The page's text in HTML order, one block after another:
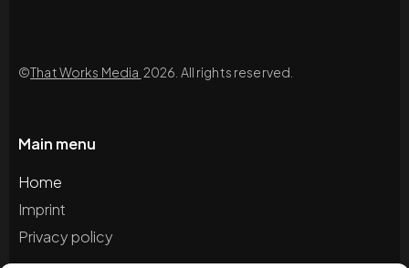
©That Works Media 2026. All rights reserved.
Main menu
Home
Imprint
Privacy policy